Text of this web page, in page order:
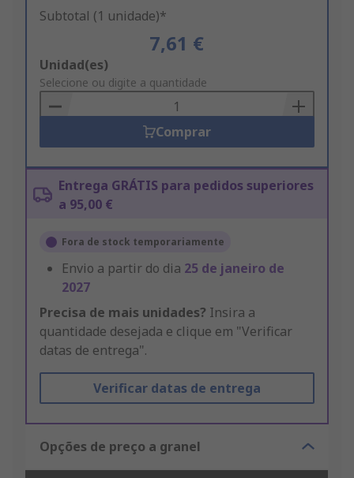
Subtotal (1 unidade)*
7,61 €
Add
to
Basket
Unidad(es)
Selecione ou digite a quantidade
Comprar
Entrega GRÁTIS para pedidos superiores
a 95,00 €
Fora de stock temporariamente
Envio a partir do dia 25 de janeiro de
2027
Precisa de mais unidades? Insira a
quantidade desejada e clique em "Verificar
datas de entrega".
Verificar datas de entrega
Opções de preço a granel